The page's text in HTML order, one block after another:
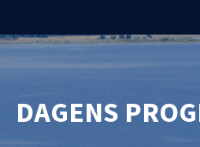
DAGENS